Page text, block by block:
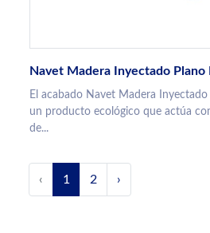
Navet Madera Inyectado Plano
El acabado Navet Madera Inyectado
un producto ecológico que actúa
de...
‹ 1 2 ›